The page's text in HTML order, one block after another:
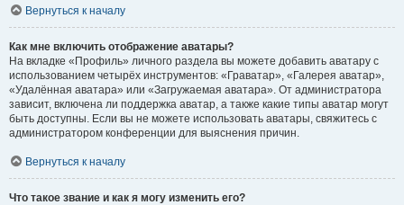
Вернуться к началу
Как мне включить отображение аватары?
На вкладке «Профиль» личного раздела вы можете добавить аватару с
использованием четырёх инструментов: «Граватар», «Галерея аватар»,
«Удалённая аватара» или «Загружаемая аватара». От администратора
зависит, включена ли поддержка аватар, а также какие типы аватар могут
быть доступны. Если вы не можете использовать аватары, свяжитесь с
администратором конференции для выяснения причин.
Вернуться к началу
Что такое звание и как я могу изменить его?